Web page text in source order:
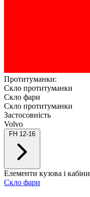
Протитуманки:
Скло протитуманки
Скло фари
Скло протитуманки
Застосовність
Volvo
Елементи кузова і кабіни
Скло фари